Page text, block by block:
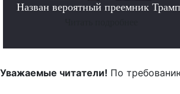
Назван вероятный преемник
Уважаемые читатели! По